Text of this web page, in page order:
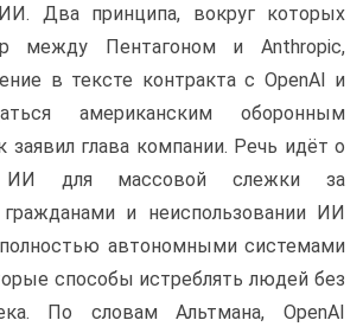
ИИ. Два принципа, вокруг которых
между Пентагоном и Anthropic,
в тексте контракта с OpenAI и
американским оборонным
заявил глава компании. Речь идёт о
ИИ для массовой слежки за
и неиспользовании ИИ
автономными системами
способы истреблять людей без
По словам Альтмана, OpenAI